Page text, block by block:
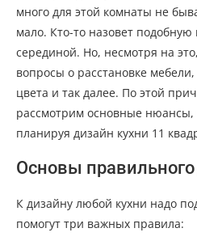
много для этой комнаты не
мало. Кто-то назовет
серединой. Но, несмотря на
вопросы о расстановке
цвета и так далее. По этой
рассмотрим основные нюансы,
планируя дизайн кухни 11
Основы
К дизайну любой кухни надо
помогут три важных правила: